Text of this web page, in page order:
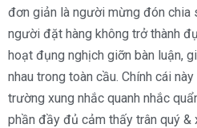
đơn giản là người mừng đón chia
người đặt hàng không trở thành
hoạt đụng nghịch giỡn bàn luận,
nhau trong toàn cầu. Chính cái
trường xung nhắc quanh nhắc
phần đầy đủ cảm thấy trân quý &